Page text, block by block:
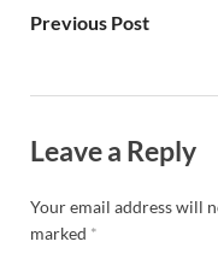
Previous Post
Leave a Reply
Your email address will
marked *